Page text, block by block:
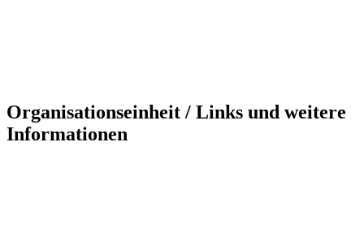
Organisationseinheit / Links und weitere
Informationen